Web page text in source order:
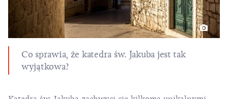
Co sprawia, że katedra św. Jakuba jest tak
wyjątkowa?